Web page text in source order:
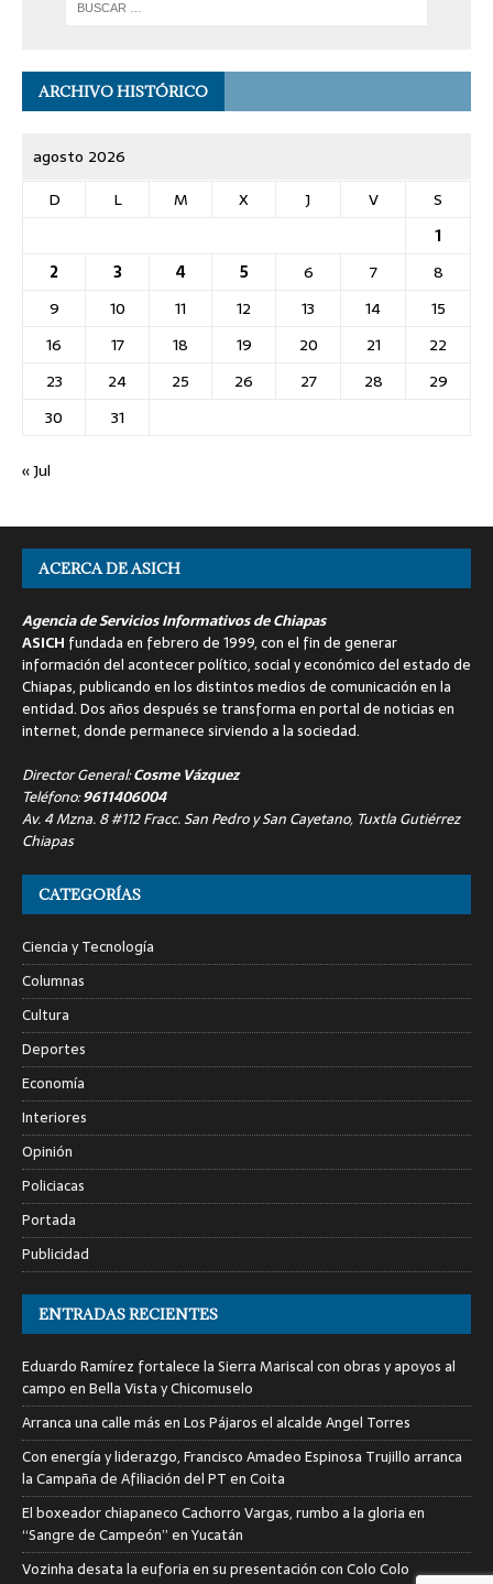
ARCHIVO HISTÓRICO
agosto 2026
D
L M X J V
S
1
2
3 4 5 6 7
8
9
10 11 12 13 14
15
16
17 18 19 20 21
22
23
24 25 26 27 28
29
30
31
« Jul
ACERCA DE ASICH
Agencia de Servicios Informativos de Chiapas
ASICH fundada en febrero de 1999, con el fin de generar
información del acontecer político, social y económico del estado de
Chiapas, publicando en los distintos medios de comunicación en la
entidad. Dos años después se transforma en portal de noticias en
internet, donde permanece sirviendo a la sociedad.
Director General:Cosme Vázquez
Teléfono:9611406004
Av. 4 Mzna. 8 #112 Fracc. San Pedro y San Cayetano, Tuxtla Gutiérrez
Chiapas
CATEGORÍAS
Ciencia y Tecnología
Columnas
Cultura
Deportes
Economía
Interiores
Opinión
Policiacas
Portada
Publicidad
ENTRADAS RECIENTES
Eduardo Ramírez fortalece la Sierra Mariscal con obras y apoyos al
campo en Bella Vista y Chicomuselo
Arranca una calle más en Los Pájaros el alcalde Angel Torres
Con energía y liderazgo, Francisco Amadeo Espinosa Trujillo arranca
la Campaña de Afiliación del PT en Coita
El boxeador chiapaneco Cachorro Vargas, rumbo a la gloria en
“Sangre de Campeón” en Yucatán
Vozinha desata la euforia en su presentación con Colo Colo